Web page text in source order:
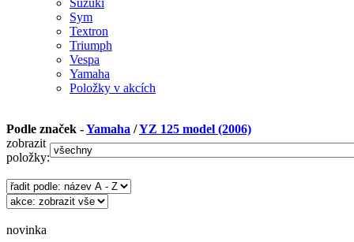
Sym
Textron
Triumph
Vespa
Yamaha
Položky v akcích
Podle značek -Yamaha /YZ 125 model (2006)
zobrazit
položky:
novinka